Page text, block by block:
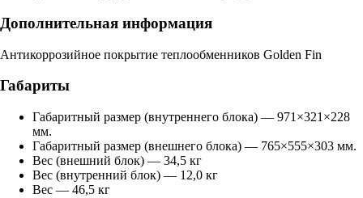
Дополнительная информация
Антикоррозийное покрытие теплообменников Golden Fin
Габариты
Габаритный размер (внутреннего блока) — 971×321×228
мм.
Габаритный размер (внешнего блока) — 765×555×303 мм.
Вес (внешний блок) — 34,5 кг
Вес (внутренний блок) — 12,0 кг
Вес — 46,5 кг